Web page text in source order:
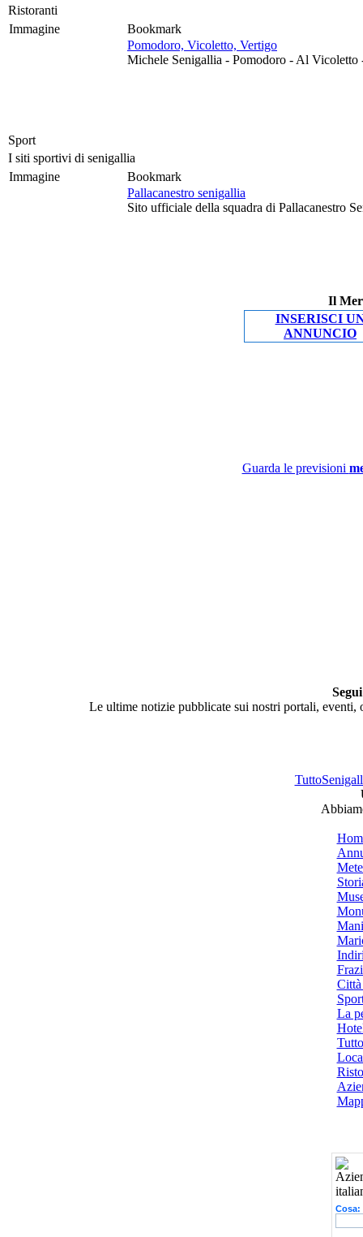
Ristoranti
Immagine
Bookmark
Pomodoro, Vicoletto, Vertigo
Michele Senigallia - Pomodoro - Al Vicoletto
Sport
I siti sportivi di senigallia
Immagine
Bookmark
Pallacanestro senigallia
Sito ufficiale della squadra di Pallacanestro
Il
INSERISCI
ANNUNCIO
Guarda le previsioni
Le ultime notizie pubblicate sui nostri portali,
Città
La
Cosa: